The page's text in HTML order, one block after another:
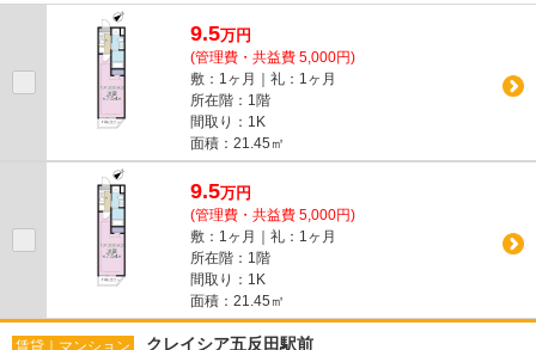
スメポイント）フローリング 温水...
9.5万円
(管理費・共益費 5,000円)
敷：1ヶ月｜礼：1ヶ月
所在階：1階
間取り：1K
面積：21.45㎡
9.5万円
(管理費・共益費 5,000円)
敷：1ヶ月｜礼：1ヶ月
所在階：1階
間取り：1K
面積：21.45㎡
賃貸｜マンション クレイシア五反田駅前